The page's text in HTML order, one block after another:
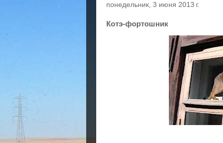
понедельник, 3 июня 2013 г.
Котэ-фортошник